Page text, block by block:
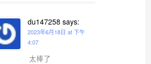
du147258 says:
2023年6月18日 at 下午
4:07
太棒了